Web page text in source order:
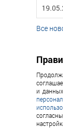
Все
и